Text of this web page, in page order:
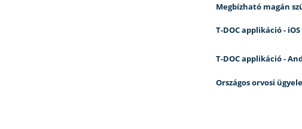
Megbízható magán
T-DOC applikáció - iOS
T-DOC applikáció -
Országos orvosi